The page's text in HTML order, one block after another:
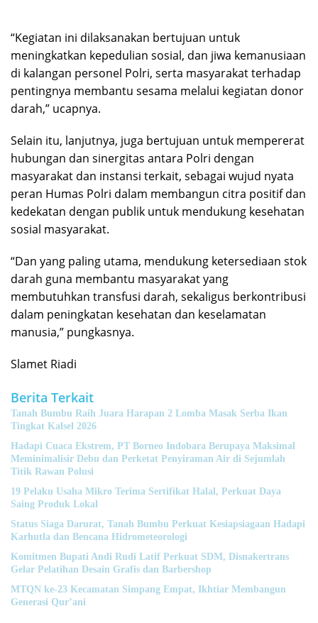
“Kegiatan ini dilaksanakan bertujuan untuk
meningkatkan kepedulian sosial, dan jiwa kemanusiaan
di kalangan personel Polri, serta masyarakat terhadap
pentingnya membantu sesama melalui kegiatan donor
darah,” ucapnya.
Selain itu, lanjutnya, juga bertujuan untuk mempererat
hubungan dan sinergitas antara Polri dengan
masyarakat dan instansi terkait, sebagai wujud nyata
peran Humas Polri dalam membangun citra positif dan
kedekatan dengan publik untuk mendukung kesehatan
sosial masyarakat.
“Dan yang paling utama, mendukung ketersediaan stok
darah guna membantu masyarakat yang
membutuhkan transfusi darah, sekaligus berkontribusi
dalam peningkatan kesehatan dan keselamatan
manusia,” pungkasnya.
Slamet Riadi
Berita Terkait
Tanah Bumbu Raih Juara Harapan 2 Lomba Masak Serba Ikan
Tingkat Kalsel 2026
Hadapi Cuaca Ekstrem, PT Borneo Indobara Berupaya Maksimal
Meminimalisir Debu dan Perketat Penyiraman Air di Sejumlah
Titik Rawan Polusi
19 Pelaku Usaha Mikro Terima Sertifikat Halal, Perkuat Daya
Saing Produk Lokal
Status Siaga Darurat, Tanah Bumbu Perkuat Kesiapsiagaan Hadapi
Karhutla dan Bencana Hidrometeorologi
Komitmen Bupati Andi Rudi Latif Perkuat SDM, Disnakertrans
Gelar Pelatihan Desain Grafis dan Barbershop
MTQN ke-23 Kecamatan Simpang Empat, Ikhtiar Membangun
Generasi Qur’ani